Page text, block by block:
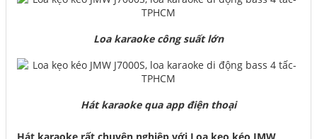
Loa karaoke công suất lớn
Hát karaoke qua app điện thoại
Hát karaoke rất chuyên nghiệp với Loa kẹo kéo JMW